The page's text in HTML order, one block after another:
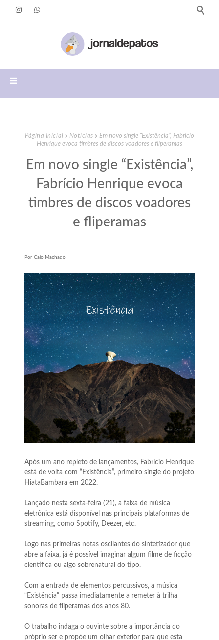
Página Inicial Notícias
Em novo single “Existência”, Fabrício
Henrique evoca timbres de discos voadores e fliperamas
Em novo single “Existência”,
Fabrício Henrique evoca
timbres de discos voadores
e fliperamas
Por Caio Machado
Após um ano repleto de lançamentos, Fabrício Henrique
está de volta com “Existência”, primeiro single do projeto
HiataBambara em 2022.
Lançado nesta sexta-feira (21), a faixa de música
eletrônica está disponível nas principais plataformas de
streaming, como Spotify, Deezer, etc.
Logo nas primeiras notas oscilantes do sintetizador que
abre a faixa, já é possível imaginar algum filme de ficção
científica ou algo sobrenatural do tipo.
Com a entrada de elementos percussivos, a música
“Existência” passa imediatamente a remeter à trilha
sonoras de fliperamas dos anos 80.
O trabalho indaga o ouvinte sobre a importância do
próprio ser e propõe um olhar exterior para que esta